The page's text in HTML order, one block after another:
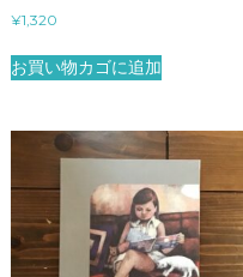
¥1,320
お買い物カゴに追加